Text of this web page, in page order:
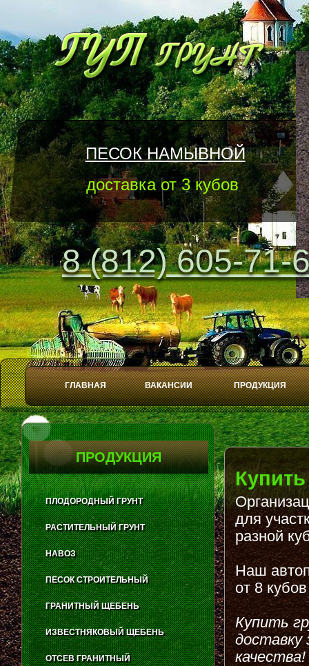
8 (812) 605-71-
ГЛАВНАЯ ВАКАНСИИ ПРОДУКЦИЯ
ПЕСОК НАМЫВНОЙ
доставка от 3 кубов
Play
Stop
для
разной
Наш
от 8
Купить
доставку
качества!
ПРОДУКЦИЯ
ПЛОДОРОДНЫЙ ГРУНТ
РАСТИТЕЛЬНЫЙ ГРУНТ
НАВОЗ
ПЕСОК СТРОИТЕЛЬНЫЙ
ГРАНИТНЫЙ ЩЕБЕНЬ
ИЗВЕСТНЯКОВЫЙ ЩЕБЕНЬ
ОТСЕВ ГРАНИТНЫЙ